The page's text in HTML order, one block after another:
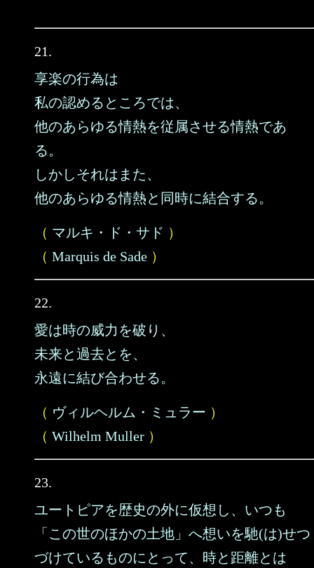
21.
享楽の行為は
私の認めるところでは、
他のあらゆる情熱を従属させる情熱であ
る。
しかしそれはまた、
他のあらゆる情熱と同時に結合する。
（ マルキ・ド・サド ）
（ Marquis de Sade ）
22.
愛は時の威力を破り、
未来と過去とを、
永遠に結び合わせる。
（ ヴィルヘルム・ミュラー ）
（ Wilhelm Muller ）
23.
ユートピアを歴史の外に仮想し、いつも
「この世のほかの土地」へ想いを馳(は)せつ
づけているものにとって、時と距離とは